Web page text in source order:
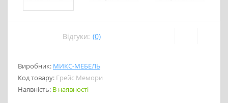
Відгуки: (0)
Виробник: МИКС-МЕБЕЛЬ
Код товару: Грейс Мемори
Наявність: В наявності